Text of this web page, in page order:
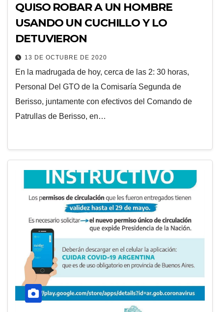
QUISO ROBAR A UN HOMBRE
USANDO UN CUCHILLO Y LO
DETUVIERON
13 DE OCTUBRE DE 2020
En la madrugada de hoy, cerca de las 2: 30 horas,
Personal Del GTO de la Comisaría Segunda de
Berisso, juntamente con efectivos del Comando de
Patrullas de Berisso, en…